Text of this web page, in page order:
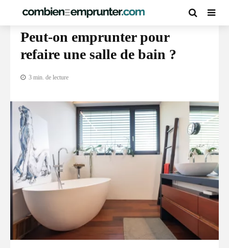
GUIDE DU PRÊT À LA CONSOMMATION
Peut-on emprunter pour
refaire une salle de bain ?
3 min. de lecture